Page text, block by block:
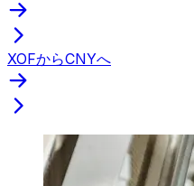
XOFからCNYへ